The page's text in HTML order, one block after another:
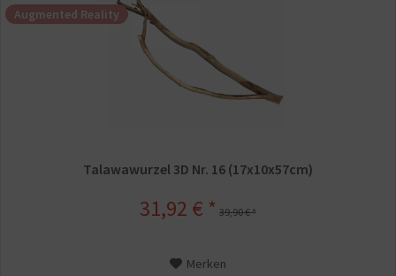
Augmented Reality
Talawawurzel 3D Nr. 16 (17x10x57cm)
31,92 € * 39,90 € *
Merken